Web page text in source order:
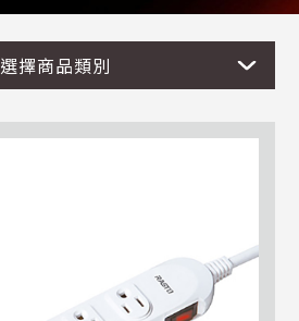
選擇商品類別